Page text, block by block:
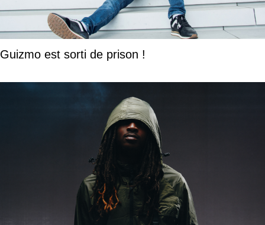
Guizmo est sorti de prison !